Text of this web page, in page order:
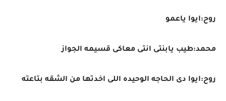
روح:ايوا ياعمو
محمد:طيب يابنتى انتى معاكى قسيمه الجواز
روح:ايوا دى الحاجه الوحيده اللى اخدتها من الشقه بتاعته